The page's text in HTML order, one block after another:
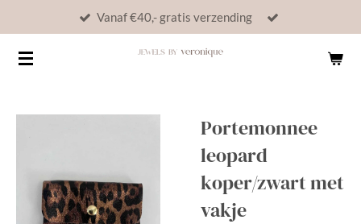
naar
Vanaf €40,- gratis verzending
Portemonnee
leopard
koper/zwart met
vakje